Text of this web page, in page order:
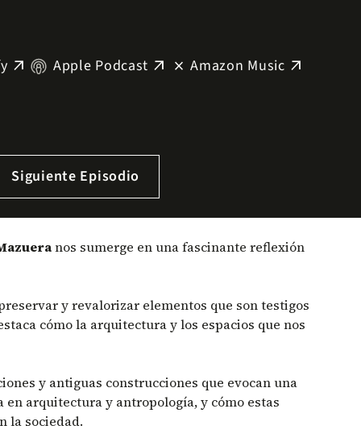
arrow_outward Apple Podcast arrow_outward close Amazon Music arrow_outward
Siguiente Episodio
nos sumerge en una fascinante reflexión
y revalorizar elementos que son testigos
cómo la arquitectura y los espacios que nos
y antiguas construcciones que evocan una
arquitectura y antropología, y cómo estas
la sociedad.